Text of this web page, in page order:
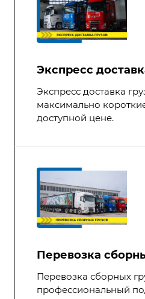
Экспресс
Экспресс доставка
максимально
доступной цене.
Перевозка
Перевозка сборных
профессиональный